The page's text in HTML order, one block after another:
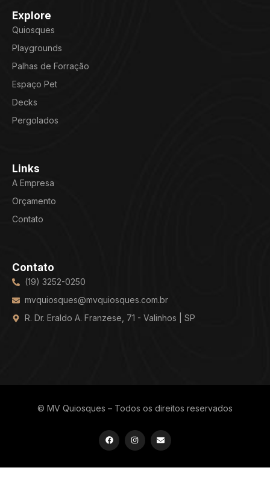
Explore
Quiosques
Playgrounds
Palhas de Forração
Espaço Pet
Decks
Pergolados
Links
A Empresa
Orçamento
Contato
Contato
(19) 3252-0250
mvquiosques@mvquiosques.com.br
R. Dr. Eraldo A. Franzese, 71 - Valinhos | SP
© MV Quiosques – Todos os direitos reservados